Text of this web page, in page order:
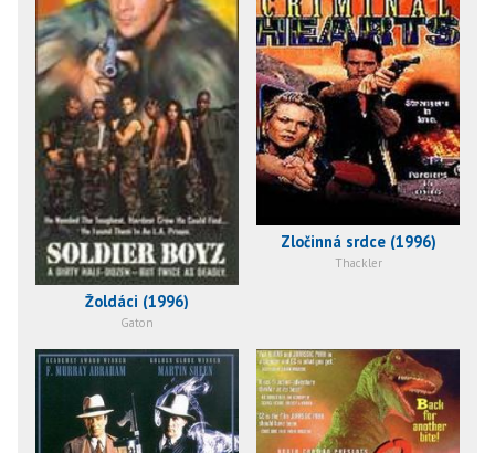
Žoldáci (1996)
Gaton
Zločinná srdce (1996)
Thackler